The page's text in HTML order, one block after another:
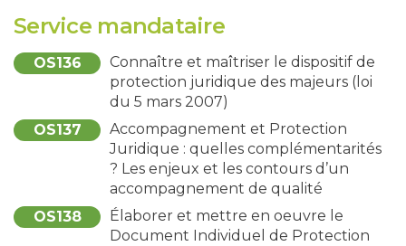
Service mandataire
OS136
Connaître et maîtriser le dispositif de
protection juridique des majeurs (loi
du 5 mars 2007)
OS137
Accompagnement et Protection
Juridique : quelles complémentarités
? Les enjeux et les contours d’un
accompagnement de qualité
OS138
Élaborer et mettre en oeuvre le
Document Individuel de Protection